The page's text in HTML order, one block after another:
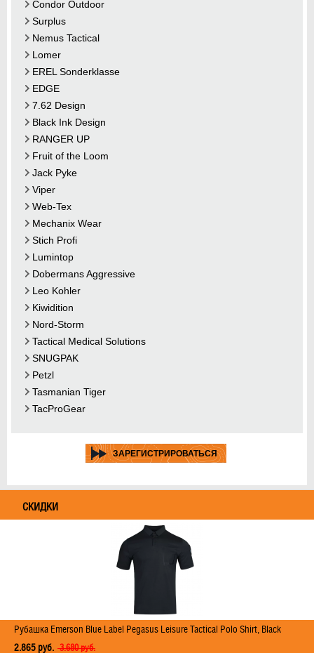
Condor Outdoor
Surplus
Nemus Tactical
Lomer
EREL Sonderklasse
EDGE
7.62 Design
Black Ink Design
RANGER UP
Fruit of the Loom
Jack Pyke
Viper
Web-Tex
Mechanix Wear
Stich Profi
Lumintop
Dobermans Aggressive
Leo Kohler
Kiwidition
Nord-Storm
Tactical Medical Solutions
SNUGPAK
Petzl
Tasmanian Tiger
TacProGear
ЗАРЕГИСТРИРОВАТЬСЯ
СКИДКИ
Рубашка Emerson Blue Label Pegasus Leisure Tactical Polo Shirt, Black
2.865 руб. 3.680 руб.